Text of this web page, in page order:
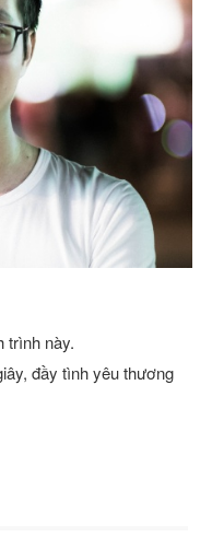
trình này.
đầy tình yêu thương